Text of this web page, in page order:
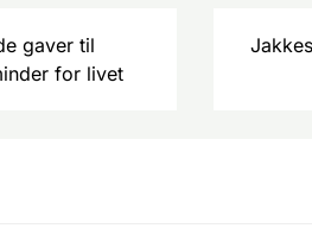
gaver til
for livet